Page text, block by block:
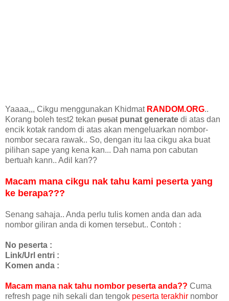
Yaaaa,,, Cikgu menggunakan Khidmat RANDOM.ORG..
Korang boleh test2 tekan pusat punat generate di atas dan
encik kotak random di atas akan mengeluarkan nombor-
nombor secara rawak.. So, dengan itu laa cikgu aka buat
pilihan sape yang kena kan... Dah nama pon cabutan
bertuah kann.. Adil kan??
Macam mana cikgu nak tahu kami peserta yang
ke berapa???
Senang sahaja.. Anda perlu tulis komen anda dan ada
nombor giliran anda di komen tersebut.. Contoh :
No peserta :
Link/Url entri :
Komen anda :
Macam mana nak tahu nombor peserta anda?? Cuma
refresh page nih sekali dan tengok peserta terakhir nombor